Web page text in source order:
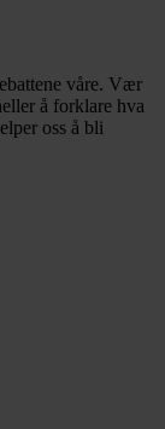
våre. Vær
å forklare hva
oss å bli